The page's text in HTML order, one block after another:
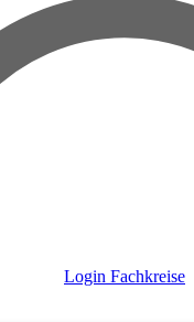
Login Fachkreise